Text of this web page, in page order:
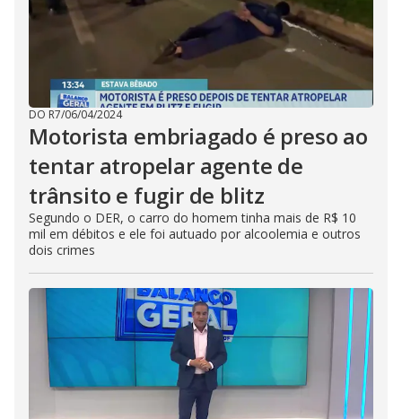
DO R7/06/04/2024
Motorista embriagado é preso ao
tentar atropelar agente de
trânsito e fugir de blitz
Segundo o DER, o carro do homem tinha mais de R$ 10
mil em débitos e ele foi autuado por alcoolemia e outros
dois crimes